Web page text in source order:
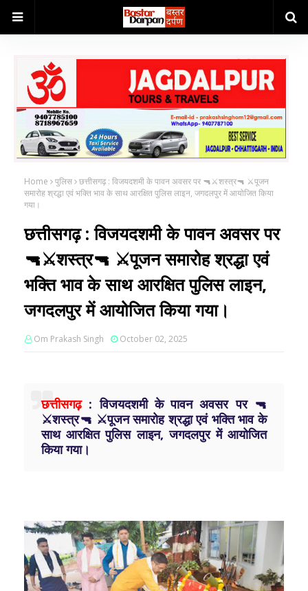
Home पुलिस छत्तीसगढ़ : विजयदशमी के पावन अवसर पर 🔫⚔️शस्त्र🔫 ⚔️पूजन
समारोह श्रद्धा एवं भक्ति भाव के साथ आरक्षित पुलिस लाइन, जगदलपुर में आयोजित किया
गया।
छत्तीसगढ़ : विजयदशमी के पावन अवसर पर
🔫⚔️शस्त्र🔫 ⚔️पूजन समारोह श्रद्धा एवं
भक्ति भाव के साथ आरक्षित पुलिस लाइन,
जगदलपुर में आयोजित किया गया।
Om Prakash Singh October 02, 2025
छत्तीसगढ़ : विजयदशमी के पावन अवसर पर 🔫
⚔️शस्त्र🔫 ⚔️पूजन समारोह श्रद्धा एवं भक्ति भाव के
साथ आरक्षित पुलिस लाइन, जगदलपुर में आयोजित
किया गया।